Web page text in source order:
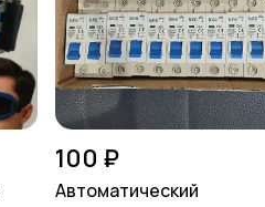
100 ₽
Автоматический